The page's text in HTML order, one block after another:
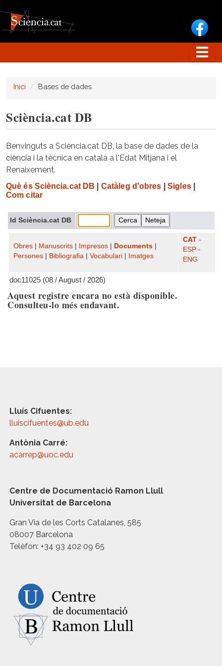
Inici Bases de dades
Sciència.cat DB
Benvinguts a Sciència.cat DB, la base de dades de la
ciència i la tècnica en català a l'Edat Mitjana i el
Renaixement.
Què és Sciència.cat DB Catàleg d'obres Sigles|
Com citar
Id Sciència.cat DB
Obres Manuscrits Impresos Documents
Persones
Bibliografia Vocabulari Imatges
CAT -
ESP -
ENG
doc11025 (08 / August / 2026)
Aquest registre encara no està disponible.
Consulteu-lo més endavant.
Lluís Cifuentes:
lluiscifuentes@ub.edu
Antònia Carré:
acarrep@uoc.edu
Centre de Documentació Ramon Llull
Universitat de Barcelona
Gran Via de les Corts Catalanes, 585
08007 Barcelona
Telèfon: +34 93 402 09 65